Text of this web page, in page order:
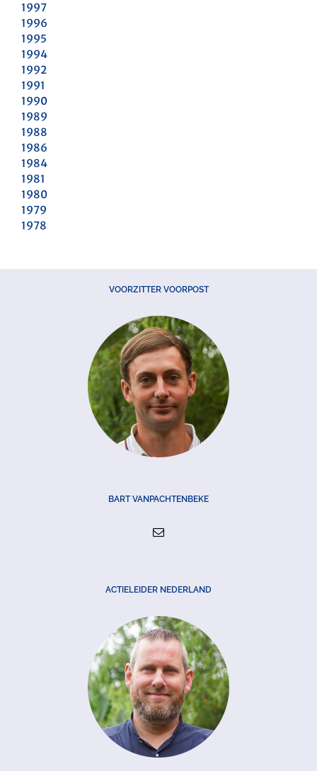
1997
1996
1995
1994
1992
1991
1990
1989
1988
1986
1984
1981
1980
1979
1978
VOORZITTER VOORPOST
BART VANPACHTENBEKE
ACTIELEIDER NEDERLAND